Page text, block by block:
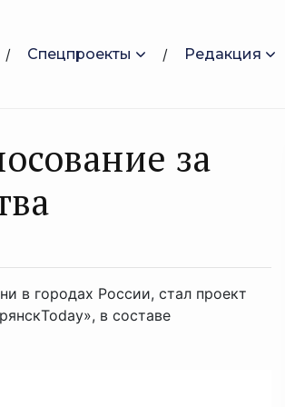
Спецпроекты Редакция
за
в городах России, стал проект
в составе